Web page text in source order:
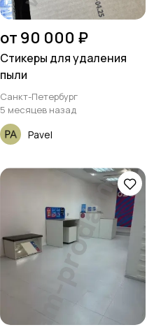
от 90 000 ₽
Стикеры для удаления
пыли
Санкт-Петербург
5 месяцев назад
Pavel